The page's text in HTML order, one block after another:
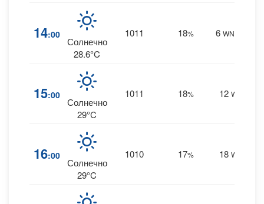
14:00
Солнечно
28.6°C
1011 18% 6 WNW
15:00
Солнечно
29°C
1011 18% 12 W
16:00
Солнечно
29°C
1010 17% 18 W